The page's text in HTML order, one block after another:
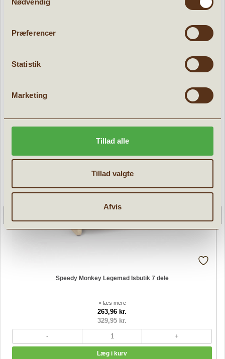
Præferencer
Statistik
Marketing
Tillad alle
Tillad valgte
Afvis
Speedy Monkey Legemad Isbutik 7 dele
» læs mere
263,96 kr.
329,95 kr.
Tilbud